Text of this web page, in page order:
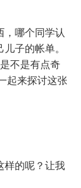
，哪个同学认
子的帐单。
不是有点奇
起来探讨这张
样的呢？让我